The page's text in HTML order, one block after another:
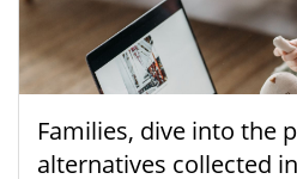
Families, dive into the
alternatives collected